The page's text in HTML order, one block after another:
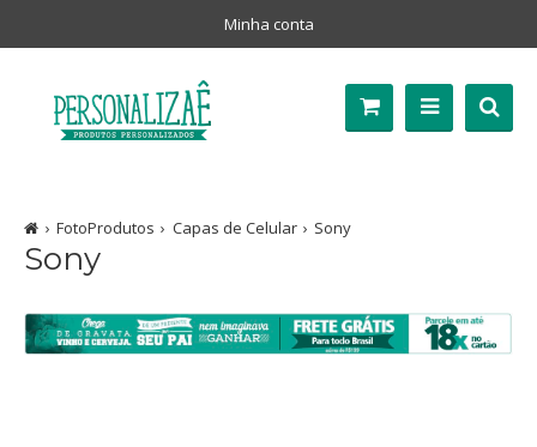
Minha conta
FotoProdutos Capas de Celular Sony
Sony